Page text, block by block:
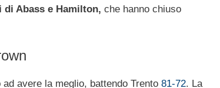
Abass e Hamilton, che hanno chiuso
avere la meglio, battendo Trento 81-72. La